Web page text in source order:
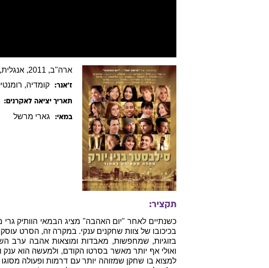
בכיכובו של צוות שחקנים ענקי. במקרה זה, הסרט עוסק
בזוגיות, שמחפשות, מאבדות ומוצאות אהבה ערב
ואולי אף יותר מאשר בסרטו הקודם, ולמעשה הוא
למצוא בו שחקן שמזוהה יותר עם דרמות ופעולה
של עולם הרומנטיקה, קתרין הייגל ושרה ג'סיקה